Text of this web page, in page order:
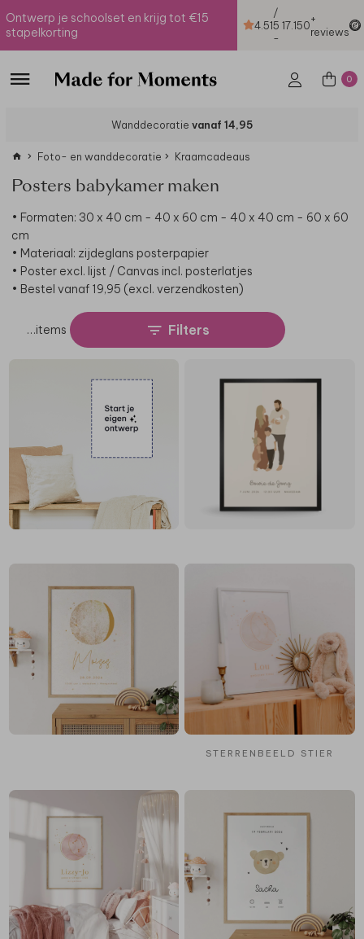
Ontwerp je schoolset en krijg tot €15
stapelkorting
4.51
/
5
-
17.150+
reviews
0
Wanddecoratie vanaf 14,95
Foto- en wanddecoratie Kraamcadeaus
Posters babykamer maken
• Formaten: 30 x 40 cm - 40 x 60 cm - 40 x 40 cm - 60 x 60
cm
• Materiaal: zijdeglans posterpapier
• Poster excl. lijst / Canvas incl. posterlatjes
• Bestel vanaf 19,95 (excl. verzendkosten)
…items Filters
STERRENBEELD STIER